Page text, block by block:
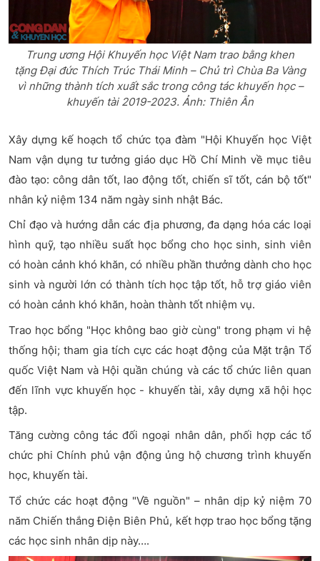
Trung ương Hội Khuyến học Việt Nam trao bằng khen
tặng Đại đức Thích Trúc Thái Minh – Chủ trì Chùa Ba Vàng
vì những thành tích xuất sắc trong công tác khuyến học –
khuyến tài 2019-2023. Ảnh: Thiên Ân
Xây dựng kế hoạch tổ chức tọa đàm "Hội Khuyến học Việt
Nam vận dụng tư tưởng giáo dục Hồ Chí Minh về mục tiêu
đào tạo: công dân tốt, lao động tốt, chiến sĩ tốt, cán bộ tốt"
nhân kỷ niệm 134 năm ngày sinh nhật Bác.
Chỉ đạo và hướng dẫn các địa phương, đa dạng hóa các loại
hình quỹ, tạo nhiều suất học bổng cho học sinh, sinh viên
có hoàn cảnh khó khăn, có nhiều phần thưởng dành cho học
sinh và người lớn có thành tích học tập tốt, hỗ trợ giáo viên
có hoàn cảnh khó khăn, hoàn thành tốt nhiệm vụ.
Trao học bổng "Học không bao giờ cùng" trong phạm vi hệ
thống hội; tham gia tích cực các hoạt động của Mặt trận Tổ
quốc Việt Nam và Hội quần chúng và các tổ chức liên quan
đến lĩnh vực khuyến học - khuyến tài, xây dựng xã hội học
tập.
Tăng cường công tác đối ngoại nhân dân, phối hợp các tổ
chức phi Chính phủ vận động ủng hộ chương trình khuyến
học, khuyến tài.
Tổ chức các hoạt động "Về nguồn" – nhân dịp kỷ niệm 70
năm Chiến thắng Điện Biên Phủ, kết hợp trao học bổng tặng
các học sinh nhân dịp này….